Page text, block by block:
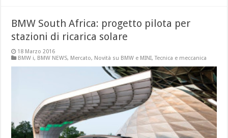
BMW South Africa: progetto pilota per
stazioni di ricarica solare
18 Marzo 2016
BMW i, BMW NEWS, Mercato, Novità su BMW e MINI,Tecnica e meccanica